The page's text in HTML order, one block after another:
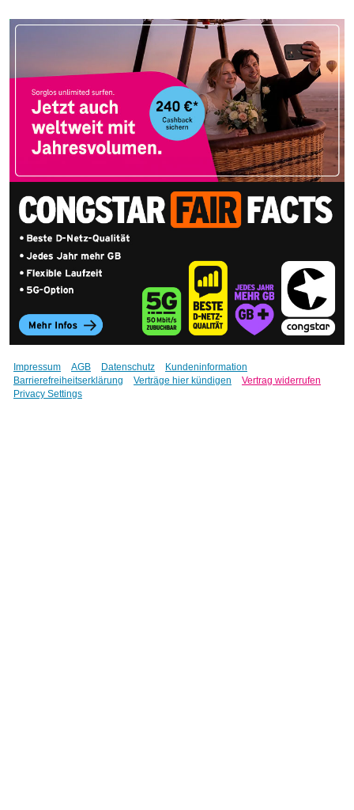
Impressum AGB Datenschutz
Kundeninformation
Barrierefreiheitserklärung
Verträge hier kündigen
Vertrag widerrufen
Privacy Settings